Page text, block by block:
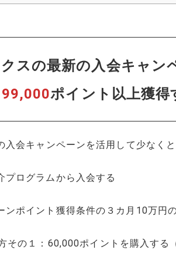
スの最新の入会キャン
ポイント以上獲得
入会キャンペーンを活用して少なく
ログラムから入会する
ポイント獲得条件の３カ月10万円
の１：60,000ポイントを購入する